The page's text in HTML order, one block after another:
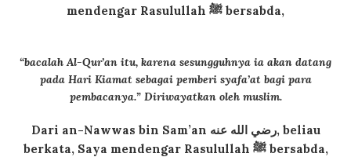
mendengar Rasulullah ﷺ bersabda,
“bacalah Al-Qur’an itu, karena sesungguhnya ia akan datang
pada Hari Kiamat sebagai pemberi syafa’at bagi para
pembacanya.” Diriwayatkan oleh muslim.
Dari an-Nawwas bin Sam’an رضي الله عنه, beliau
berkata, Saya mendengar Rasulullah ﷺ bersabda,